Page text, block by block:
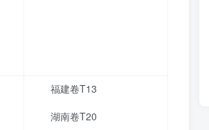
福建卷T13
湖南卷T20